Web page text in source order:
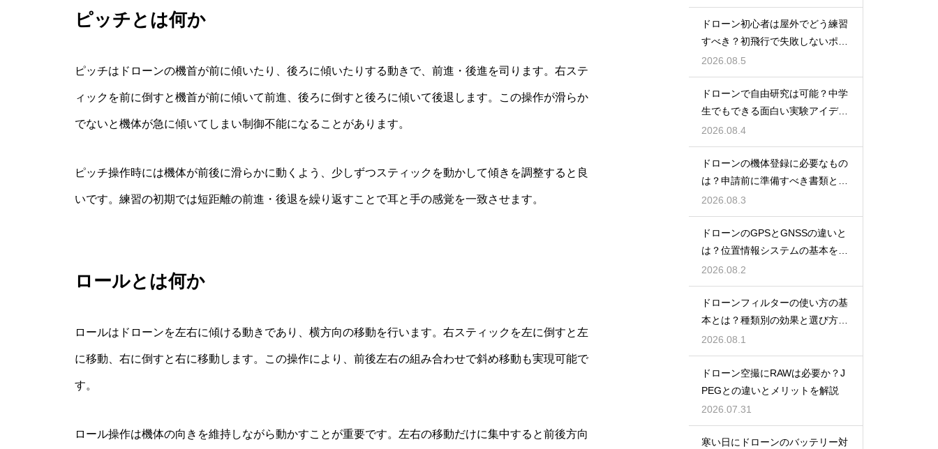
ピッチとは何か
ピッチはドローンの機首が前に傾いたり、後ろに傾いたりする動きで、前進・後進を司ります。右ステ
ィックを前に倒すと機首が前に傾いて前進、後ろに倒すと後ろに傾いて後退します。この操作が滑らか
でないと機体が急に傾いてしまい制御不能になることがあります。
ピッチ操作時には機体が前後に滑らかに動くよう、少しずつスティックを動かして傾きを調整すると良
いです。練習の初期では短距離の前進・後退を繰り返すことで耳と手の感覚を一致させます。
ロールとは何か
ロールはドローンを左右に傾ける動きであり、横方向の移動を行います。右スティックを左に倒すと左
に移動、右に倒すと右に移動します。この操作により、前後左右の組み合わせで斜め移動も実現可能で
す。
ロール操作は機体の向きを維持しながら動かすことが重要です。左右の移動だけに集中すると前後方向
ドローン初心者は屋外でどう練習
すべき？初飛行で失敗しないポイ
ント
2026.08.5
ドローンで自由研究は可能？中学
生でもできる面白い実験アイデア
を紹介
2026.08.4
ドローンの機体登録に必要なもの
は？申請前に準備すべき書類と情
報
2026.08.3
ドローンのGPSとGNSSの違いと
は？位置情報システムの基本を解
説
2026.08.2
ドローンフィルターの使い方の基
本とは？種類別の効果と選び方を
解説
2026.08.1
ドローン空撮にRAWは必要か？J
PEGとの違いとメリットを解説
2026.07.31
寒い日にドローンのバッテリー対